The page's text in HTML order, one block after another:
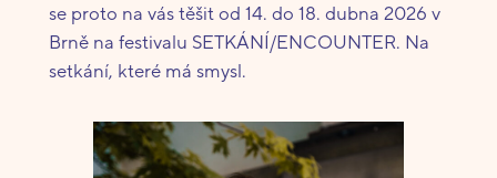
se proto na vás těšit od 14. do 18. dubna 2026 v
Brně na festivalu SETKÁNÍ/ENCOUNTER. Na
setkání, které má smysl.